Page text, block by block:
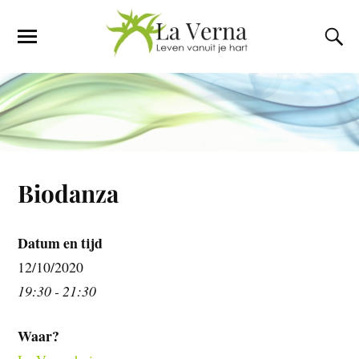
Biodanza
Datum en tijd
12/10/2020
19:30 - 21:30
Waar?